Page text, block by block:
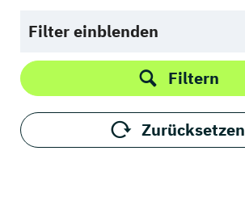
Filter einblenden
Filtern
Zurücksetzen